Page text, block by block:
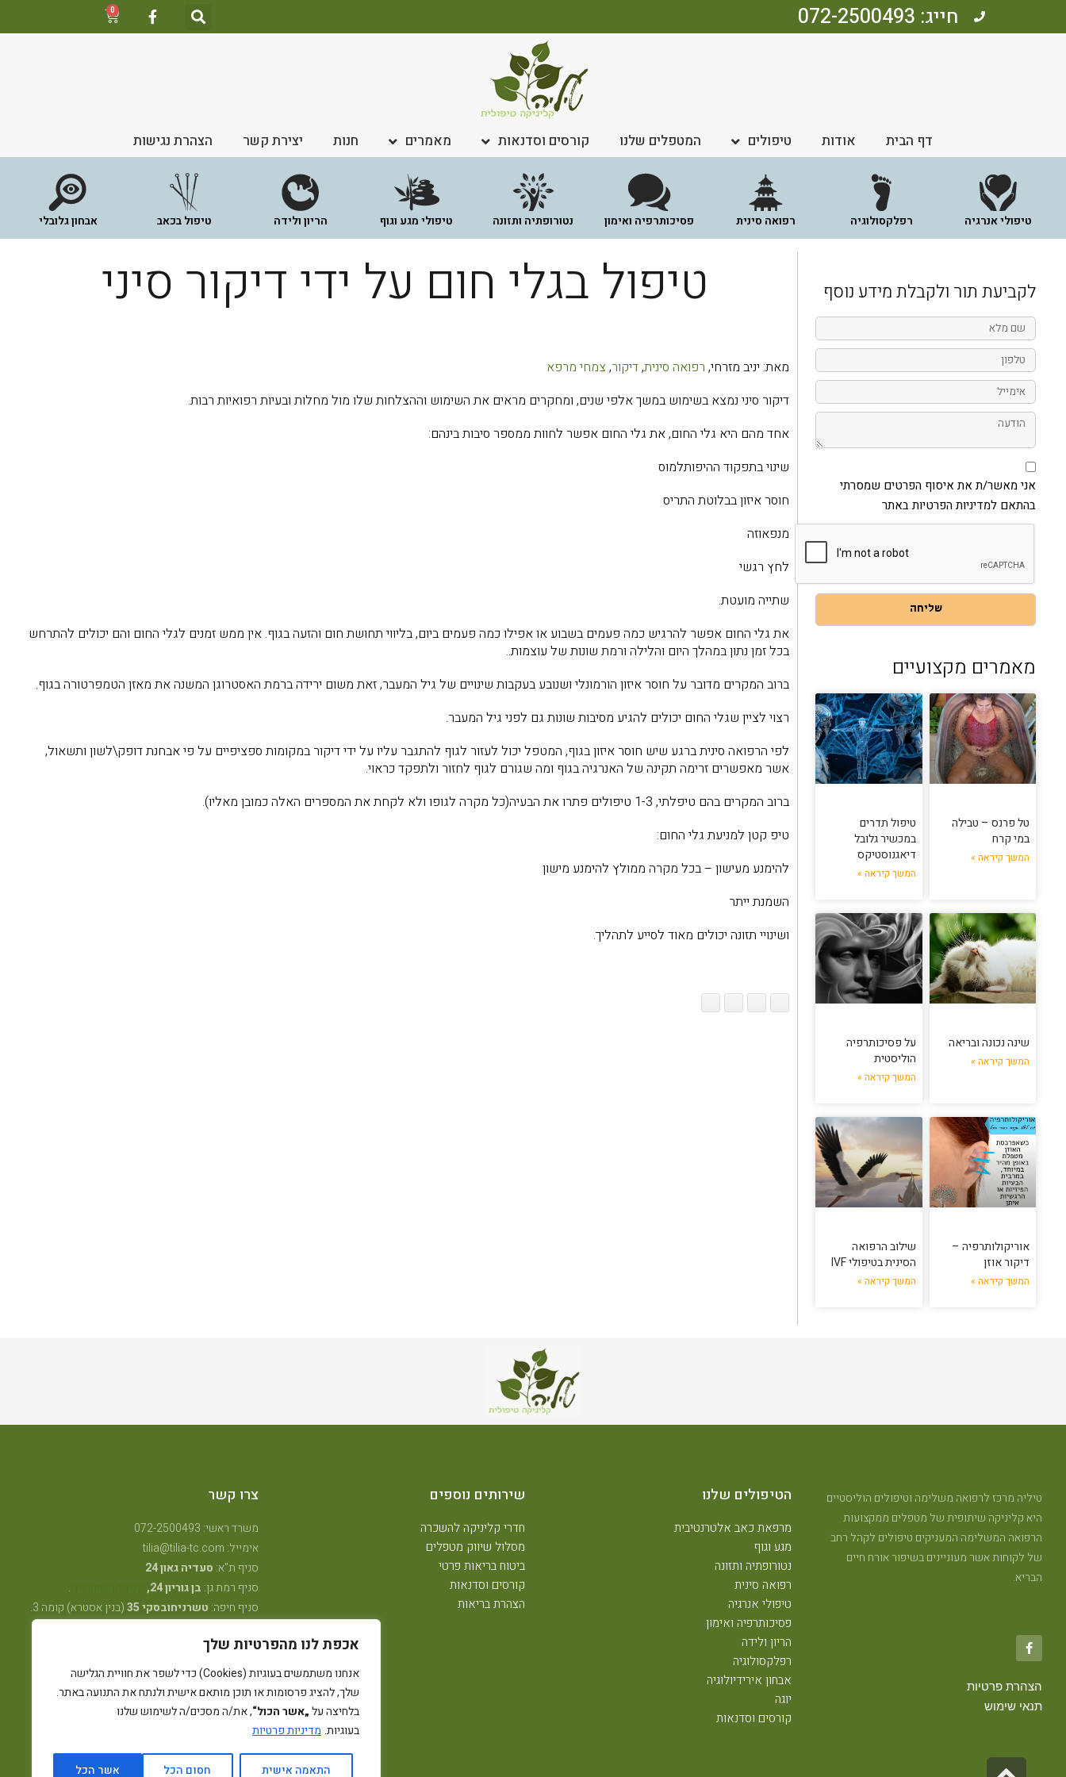
אכפת לנו מהפרטיות שלך
אנחנו משתמשים בעוגיות (Cookies) כדי לשפר את חוויית הגלישה
שלך, להציג פרסומות או תוכן מותאם אישית ולנתח את התנועה באתר.
בלחיצה על„אשר הכול“, את/ה מסכים/ה לשימוש שלנו
בעוגיות. מדיניות פרטיות
התאמה אישית חסום הכל אשר הכל
חייג: 072-2500493 0
דף הבית אודות טיפולים המטפלים שלנו קורסים וסדנאות מאמרים חנות יצירת קשר הצהרת נגישות
טיפולי אנרגיה רפלקסולוגיה רפואה סינית פסיכותרפיה ואימון נטורופתיה ותזונה טיפולי מגע וגוף הריון ולידה טיפול בכאב אבחון גלובלי
לקביעת תור ולקבלת מידע נוסף
שם
מלא
טלפון
אימייל
הודעה
אני
מאשר/ת
את
הפרטים
שמסרתי
באתר
אני מאשר/ת את איסוף הפרטים שמסרתי
בהתאם למדיניות הפרטיות באתר
שליחה
מאמרים מקצועיים
טל פרנס – טבילה
במי קרח
המשך קיראה »
טיפול תדרים
במכשיר גלובל
דיאגנוסטיקס
המשך קיראה »
שינה נכונה ובריאה
המשך קיראה »
על פסיכותרפיה
הוליסטית
המשך קיראה »
אוריקולותרפיה –
דיקור אוזן
המשך קיראה »
שילוב הרפואה
הסינית בטיפולי IVF
המשך קיראה »
טיפול בגלי חום על ידי דיקור סיני
מאת: יניב מזרחי, רפואה סינית,דיקור, צמחי מרפא
דיקור סיני נמצא בשימוש במשך אלפי שנים, ומחקרים מראים את השימוש וההצלחות שלו מול מחלות ובעיות רפואיות רבות.
אחד מהם היא גלי החום, את גלי החום אפשר לחוות ממספר סיבות בינהם:
שינוי בתפקוד ההיפותלמוס
חוסר איזון בבלוטת התריס
מנפאוזה
לחץ רגשי
שתייה מועטת.
את גלי החום אפשר להרגיש כמה פעמים בשבוע או אפילו כמה פעמים ביום, בליווי תחושת חום והזעה בגוף. אין ממש זמנים לגלי החום והם יכולים להתרחש
בכל זמן נתון במהלך היום והלילה ורמת שונות של עוצמות..
ברוב המקרים מדובר על חוסר איזון הורמונלי ושנובע בעקבות שינויים של גיל המעבר, זאת משום ירידה ברמת האסטרוגן המשנה את מאזן הטמפרטורה בגוף.
רצוי לציין שגלי החום יכולים להגיע מסיבות שונות גם לפני גיל המעבר.
לפי הרפואה סינית ברגע שיש חוסר איזון בגוף, המטפל יכול לעזור לגוף להתגבר עליו על ידי דיקור במקומות ספציפיים על פי אבחנת דופק\לשון ותשאול,
אשר מאפשרים זרימה תקינה של האנרגיה בגוף ומה שגורם לגוף לחזור ולתפקד כראוי.
ברוב המקרים בהם טיפלתי, 1-3 טיפולים פתרו את הבעיה(כל מקרה לגופו ולא לקחת את המספרים האלה כמובן מאליו).
טיפ קטן למניעת גלי החום:
להימנע מעישון – בכל מקרה ממולץ להימנע מישון
השמנת ייתר
ושינויי תזונה יכולים מאוד לסייע לתהליך.
טיליה מרכז לרפואה משלימה וטיפולים הוליסטיים
היא קליניקה שיתופית של מטפלים ממקצועות
הרפואה המשלימה המעניקים טיפולים לקהל רחב
של לקוחות אשר מעוניינים בשיפור אורח חיים
הבריא.
הצהרת פרטיות
תנאי שימוש
הטיפולים שלנו
מרפאת כאב אלטרנטיבית
מגע וגוף
נטורופתיה ותזונה
רפואה סינית
טיפולי אנרגיה
פסיכותרפיה ואימון
הריון ולידה
רפלקסולוגיה
אבחון אירידיולוגיה
יוגה
קורסים וסדנאות
שירותים נוספים
חדרי קליניקה להשכרה
מסלול שיווק מטפלים
ביטוח בריאות פרטי
קורסים וסדנאות
הצהרת בריאות
צרו קשר
משרד ראשי: 072-2500493
אימייל: tilia@tilia-tc.com
סניף ת"א: סעדיה גאון 24
סניף רמת גן: בן גוריון 24,
.
סניף חיפה: טשרניחובסקי 35
(בנין אסטרא) קומה 3.
פילאטיס)
סניף קיבוץ אלונים:ליד מרכז אלון(בבית הדורות)
סניף באר שבע: מרדכי מקלף 62 (מאוחדת שכונה ו׳
החדשה)